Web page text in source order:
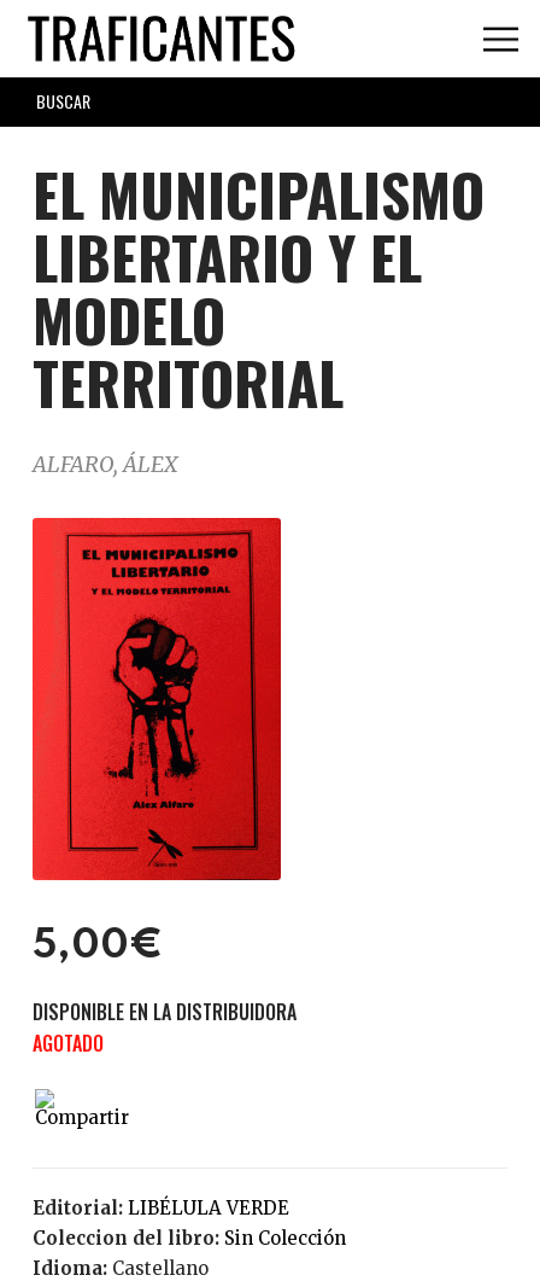
Skip
main
content
SEARCH
FORM
EL MUNICIPALISMO
LIBERTARIO Y EL
MODELO
TERRITORIAL
ALFARO, ÁLEX
5,00€
AGOTADO
Editorial:
LIBÉLULA VERDE
Coleccion del libro:
Sin Colección
Idioma:
Castellano